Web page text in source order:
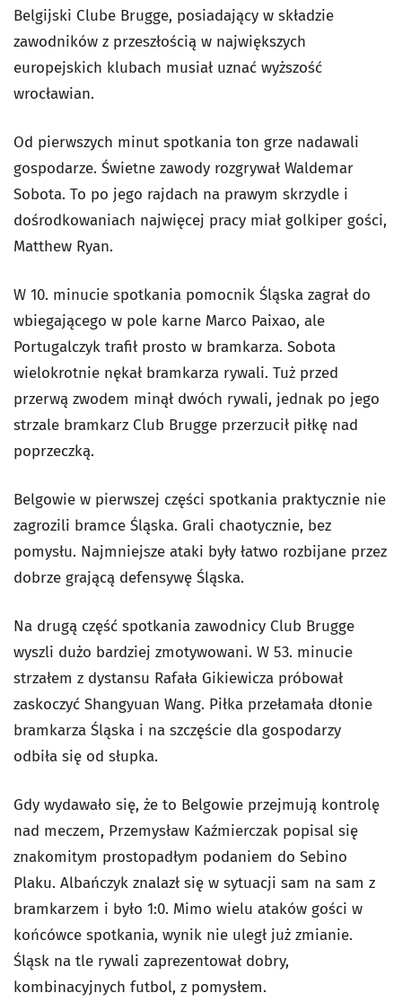
Belgijski Clube Brugge, posiadający w składzie
zawodników z przeszłością w największych
europejskich klubach musiał uznać wyższość
wrocławian.
Od pierwszych minut spotkania ton grze nadawali
gospodarze. Świetne zawody rozgrywał Waldemar
Sobota. To po jego rajdach na prawym skrzydle i
dośrodkowaniach najwięcej pracy miał golkiper gości,
Matthew Ryan.
W 10. minucie spotkania pomocnik Śląska zagrał do
wbiegającego w pole karne Marco Paixao, ale
Portugalczyk trafił prosto w bramkarza. Sobota
wielokrotnie nękał bramkarza rywali. Tuż przed
przerwą zwodem minął dwóch rywali, jednak po jego
strzale bramkarz Club Brugge przerzucił piłkę nad
poprzeczką.
Belgowie w pierwszej części spotkania praktycznie nie
zagrozili bramce Śląska. Grali chaotycznie, bez
pomysłu. Najmniejsze ataki były łatwo rozbijane przez
dobrze grającą defensywę Śląska.
Na drugą część spotkania zawodnicy Club Brugge
wyszli dużo bardziej zmotywowani. W 53. minucie
strzałem z dystansu Rafała Gikiewicza próbował
zaskoczyć Shangyuan Wang. Piłka przełamała dłonie
bramkarza Śląska i na szczęście dla gospodarzy
odbiła się od słupka.
Gdy wydawało się, że to Belgowie przejmują kontrolę
nad meczem, Przemysław Kaźmierczak popisal się
znakomitym prostopadłym podaniem do Sebino
Plaku. Albańczyk znalazł się w sytuacji sam na sam z
bramkarzem i było 1:0. Mimo wielu ataków gości w
końcówce spotkania, wynik nie uległ już zmianie.
Śląsk na tle rywali zaprezentował dobry,
kombinacyjnych futbol, z pomysłem.